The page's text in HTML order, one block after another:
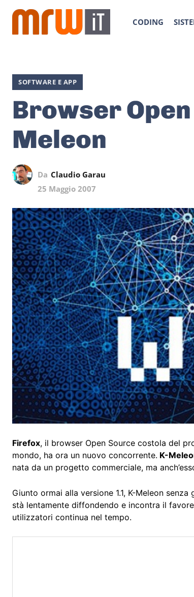
CODING
SOFTWARE E APP
Browser
Meleon
Da Claudio Garau
25 Maggio 2007
Firefox, il browser Open Source costola del
mondo, ha ora un nuovo concorrente. K-
nata da un progetto commerciale, ma
Giunto ormai alla versione 1.1, K-Meleon
stà lentamente diffondendo e incontra il
utilizzatori continua nel tempo.